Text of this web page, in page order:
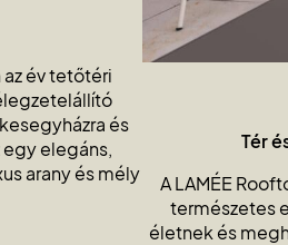
év tetőtéri
és
elegáns,
arany és mély
Tér
A LAMÉE
természetes
életnek és